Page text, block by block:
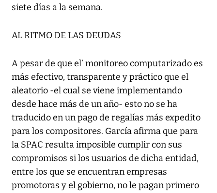
siete días a la semana.
AL RITMO DE LAS DEUDAS
A pesar de que el’ monitoreo computarizado es
más efectivo, transparente y práctico que el
aleatorio -el cual se viene implementando
desde hace más de un año- esto no se ha
traducido en un pago de regalías más expedito
para los compositores. García afirma que para
la SPAC resulta imposible cumplir con sus
compromisos si los usuarios de dicha entidad,
entre los que se encuentran empresas
promotoras y el gobierno, no le pagan primero